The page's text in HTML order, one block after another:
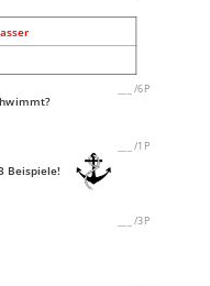
/6P
/1P
3 Beispiele!
/3P